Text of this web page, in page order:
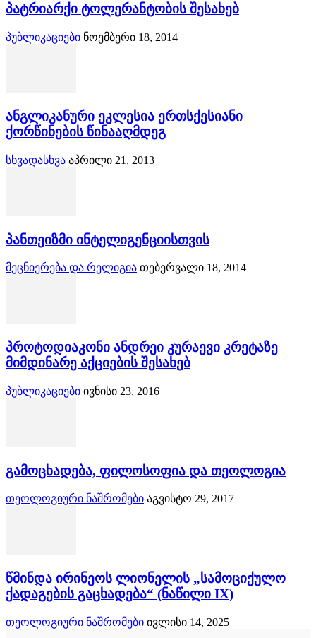
პატრიარქი ტოლერანტობის შესახებ
პუბლიკაციები ნოემბერი 18, 2014
ანგლიკანური ეკლესია ერთსქესიანი
ქორწინების წინააღმდეგ
სხვადასხვა აპრილი 21, 2013
პანთეიზმი ინტელიგენციისთვის
მეცნიერება და რელიგია თებერვალი 18, 2014
პროტოდიაკონი ანდრეი კურაევი კრეტაზე
მიმდინარე აქციების შესახებ
პუბლიკაციები ივნისი 23, 2016
გამოცხადება, ფილოსოფია და თეოლოგია
თეოლოგიური ნაშრომები აგვისტო 29, 2017
წმინდა ირინეოს ლიონელის „სამოციქულო
ქადაგების გაცხადება“ (ნაწილი IX)
თეოლოგიური ნაშრომები ივლისი 14, 2025